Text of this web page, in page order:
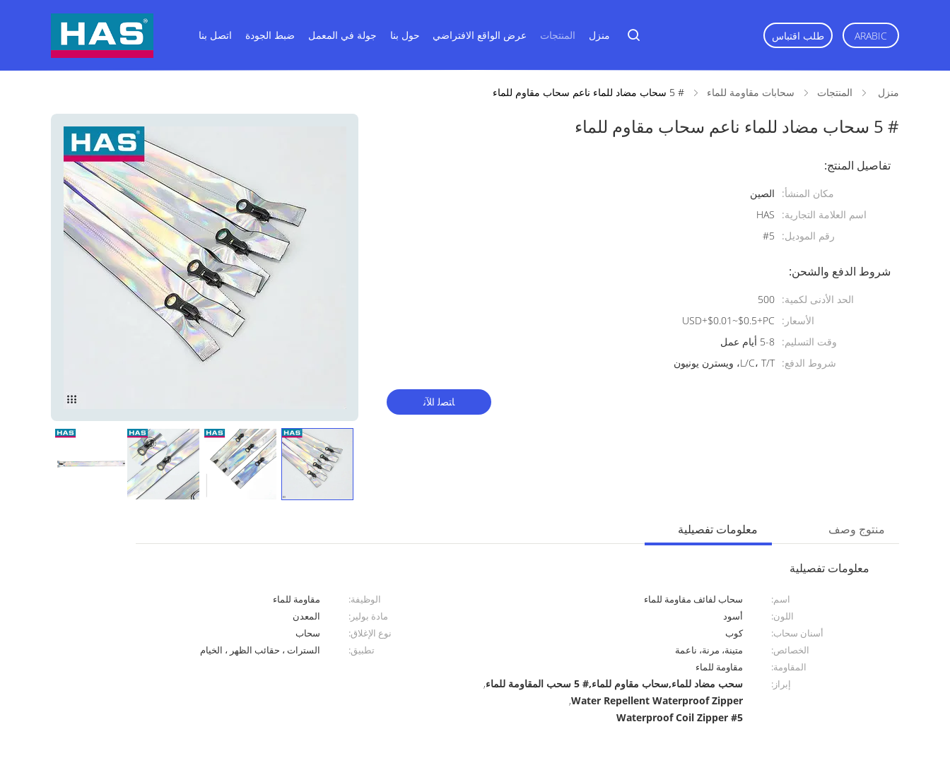
منزل المنتجات عرض الواقع الافتراضي حول بنا جولة في المعمل ضبط الجودة اتصل بنا طلب اقتباس ARABIC
منزل المنتجات سحابات مقاومة للماء # 5 سحاب مضاد للماء ناعم سحاب مقاوم للماء
# 5 سحاب مضاد للماء ناعم سحاب مقاوم للماء
تفاصيل المنتج:
مكان المنشأ:
الصين
اسم العلامة التجارية:
HAS
رقم الموديل:
#5
شروط الدفع والشحن:
الحد الأدنى لكمية: 500
الأسعار:
USD+$0.01~$0.5+PC
وقت التسليم:
5-8 أيام عمل
شروط الدفع: L/C، T/T، ويسترن يونيون
ﺎﺘﺼﻟ ﺍﻶﻧ
معلومات تفصيلية منتوج وصف
معلومات تفصيلية
اسم: سحاب لفائف مقاومة للماء الوظيفة:
مقاومة للماء
اللون:
أسود مادة بولير:
المعدن
أسنان سحاب:
كوب نوع الإغلاق:
سحاب
الخصائص:
متينة، مرنة، ناعمة تطبيق:
السترات ، حقائب الظهر ، الخيام
المقاومة:
مقاومة للماء
إبراز:
سحب مضاد للماء,سحاب مقاوم للماء,# 5 سحب المقاومة للماء ,
Water Repellent Waterproof Zipper
,
#5 Waterproof Coil Zipper